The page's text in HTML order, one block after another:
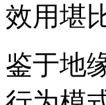
效用堪
鉴于地